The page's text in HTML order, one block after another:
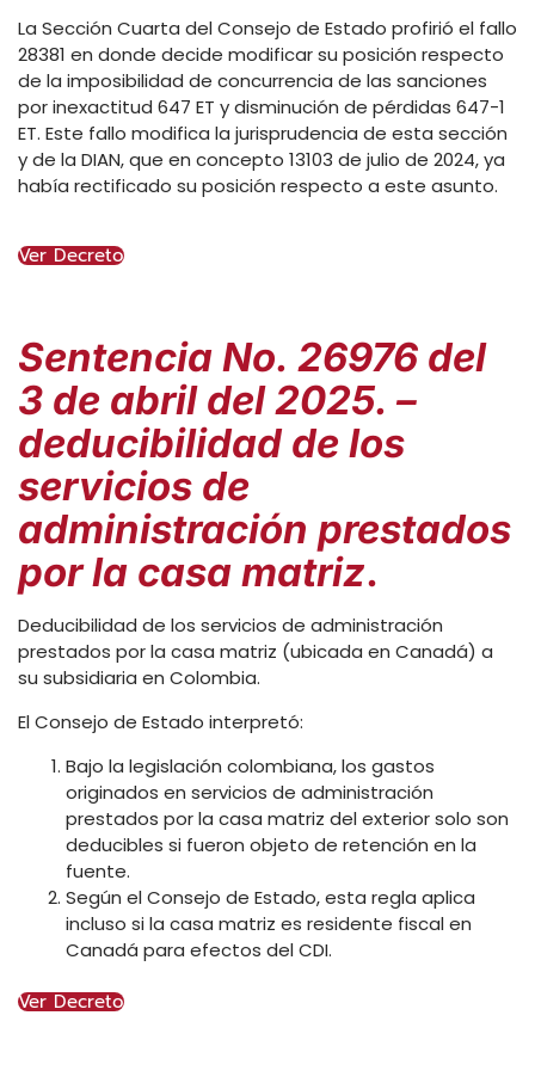
La Sección Cuarta del Consejo de Estado profirió el fallo
28381 en donde decide modificar su posición respecto
de la imposibilidad de concurrencia de las sanciones
por inexactitud 647 ET y disminución de pérdidas 647-1
ET. Este fallo modifica la jurisprudencia de esta sección
y de la DIAN, que en concepto 13103 de julio de 2024, ya
había rectificado su posición respecto a este asunto.
Ver Decreto
Sentencia No. 26976 del
3 de abril del 2025. –
deducibilidad de los
servicios de
administración prestados
por la casa matriz.
Deducibilidad de los servicios de administración
prestados por la casa matriz (ubicada en Canadá) a
su subsidiaria en Colombia.
El Consejo de Estado interpretó:
Bajo la legislación colombiana, los gastos
originados en servicios de administración
prestados por la casa matriz del exterior solo son
deducibles si fueron objeto de retención en la
fuente.
Según el Consejo de Estado, esta regla aplica
incluso si la casa matriz es residente fiscal en
Canadá para efectos del CDI.
Ver Decreto